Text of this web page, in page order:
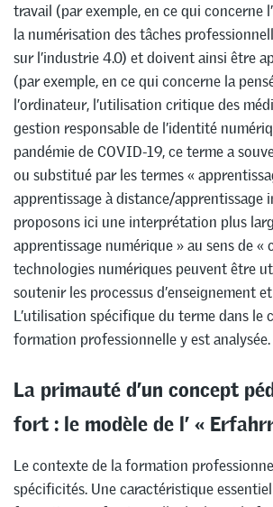
travail (par exemple, en ce qui concerne
la numérisation des tâches
sur l’industrie 4.0) et doivent ainsi être
(par exemple, en ce qui concerne la
l’ordinateur, l’utilisation critique des
gestion responsable de l’identité
pandémie de COVID-19, ce terme a
ou substitué par les termes «
apprentissage à distance/apprentissage
proposons ici une interprétation plus
apprentissage numérique » au sens de «
technologies numériques peuvent être
soutenir les processus d’enseignement
L’utilisation spécifique du terme dans le
formation professionnelle y est analysée.
La primauté d’un concept
fort : le modèle de l’ «
Le contexte de la formation
spécificités. Une caractéristique